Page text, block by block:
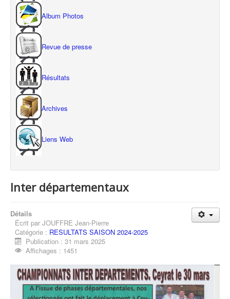
Album Photos
Revue de presse
Résultats
Archives
Liens Web
Inter départementaux
Détails
Écrit par JOUFFRE Jean-Pierre
Catégorie : RESULTATS SAISON 2024-2025
Publication : 31 mars 2025
Affichages : 1451